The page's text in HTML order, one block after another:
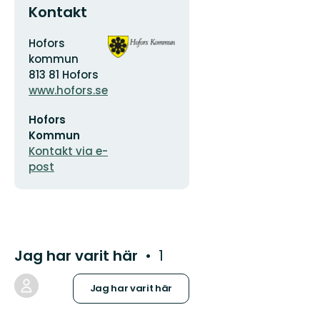
Kontakt
Adress
Hofors
kommun
813 81 Hofors
www.hofors.se
postadress
Hofors
Kommun
Kontakt via e-
post
Organisationens
logotyp
Jag har varit här 1
Jag har varit här